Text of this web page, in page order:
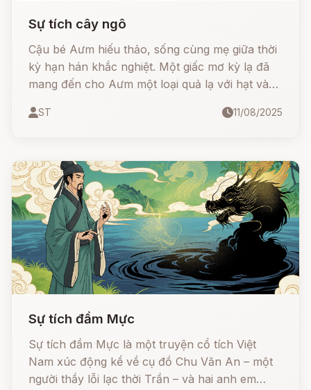
Sự tích cây ngô
Cậu bé Aưm hiếu thảo, sống cùng mẹ giữa thời
kỳ hạn hán khắc nghiệt. Một giấc mơ kỳ lạ đã
mang đến cho Aưm một loại quả lạ với hạt vàng
thoát khỏi đói khát.
ST 11/08/2025
Sự tích đầm Mực
Sự tích đầm Mực là một truyện cổ tích Việt
Nam xúc động kể về cụ đồ Chu Văn An – một
người thầy lỗi lạc thời Trần – và hai anh em